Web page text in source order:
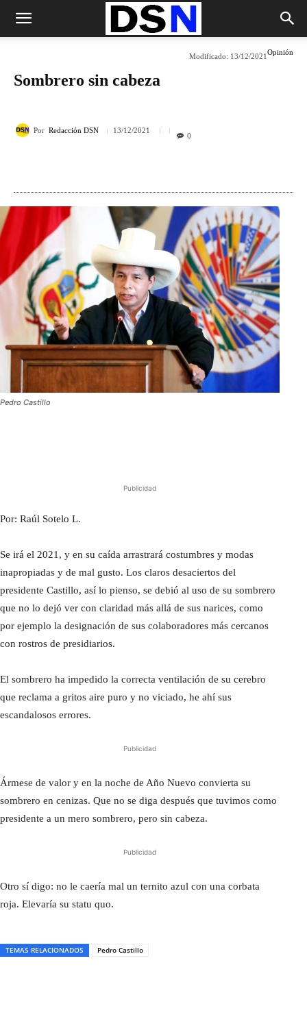
Opinión
Modificado: 13/12/2021
Sombrero sin cabeza
Por Redacción DSN 13/12/2021
0
Pedro Castillo
Publicidad
Por: Raúl Sotelo L.
Se irá el 2021, y en su caída arrastrará costumbres y modas
inapropiadas y de mal gusto. Los claros desaciertos del
presidente Castillo, así lo pienso, se debió al uso de su sombrero
que no lo dejó ver con claridad más allá de sus narices, como
por ejemplo la designación de sus colaboradores más cercanos
con rostros de presidiarios.
El sombrero ha impedido la correcta ventilación de su cerebro
que reclama a gritos aire puro y no viciado, he ahí sus
escandalosos errores.
Publicidad
Ármese de valor y en la noche de Año Nuevo convierta su
sombrero en cenizas. Que no se diga después que tuvimos como
presidente a un mero sombrero, pero sin cabeza.
Publicidad
Otro sí digo: no le caería mal un ternito azul con una corbata
roja. Elevaría su statu quo.
TEMAS RELACIONADOS Pedro Castillo